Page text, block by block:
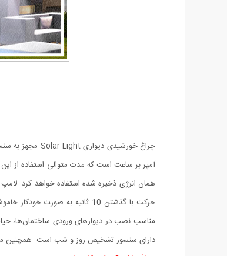
آمپر بر ساعت است که مدت متوالی استفاده از
مناسب نصب در دیوارهای ورودی ساختمان‌ها،
دارای سنسور تشخیص روز و شب است. همچنین